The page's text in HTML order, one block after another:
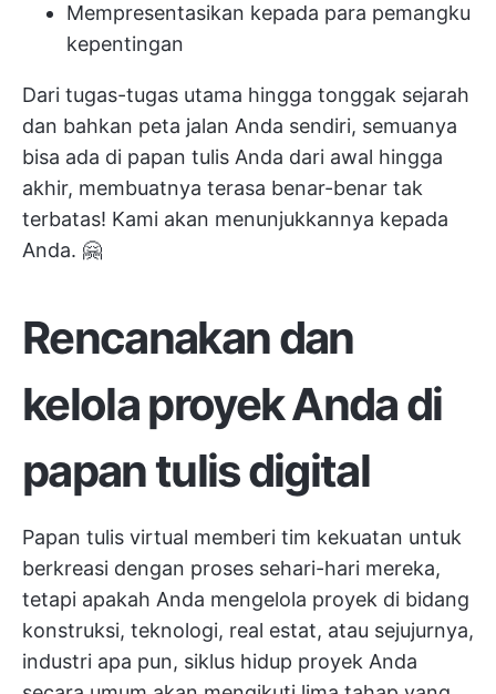
Mempresentasikan kepada para pemangku
kepentingan
Dari tugas-tugas utama hingga tonggak sejarah
dan bahkan peta jalan Anda sendiri, semuanya
bisa ada di papan tulis Anda dari awal hingga
akhir, membuatnya terasa benar-benar tak
terbatas! Kami akan menunjukkannya kepada
Anda. 🤗
Rencanakan dan
kelola proyek Anda di
papan tulis digital
Papan tulis virtual memberi tim kekuatan untuk
berkreasi dengan proses sehari-hari mereka,
tetapi apakah Anda mengelola proyek di bidang
konstruksi, teknologi, real estat, atau sejujurnya,
industri apa pun, siklus hidup proyek Anda